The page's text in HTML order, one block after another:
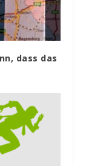
dass das